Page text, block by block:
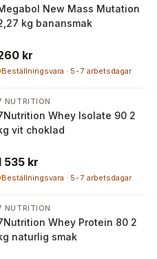
New Mass Mutation
kg banansmak
kr
Beställningsvara · 5-7 arbetsdagar
NUTRITION
Whey Isolate 90 2
vit choklad
535 kr
Beställningsvara · 5-7 arbetsdagar
NUTRITION
Whey Protein 80 2
naturlig smak